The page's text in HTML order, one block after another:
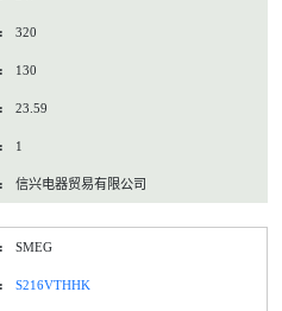
320
130
23.59
1
信兴电器贸易有限公司
SMEG
S216VTHHK